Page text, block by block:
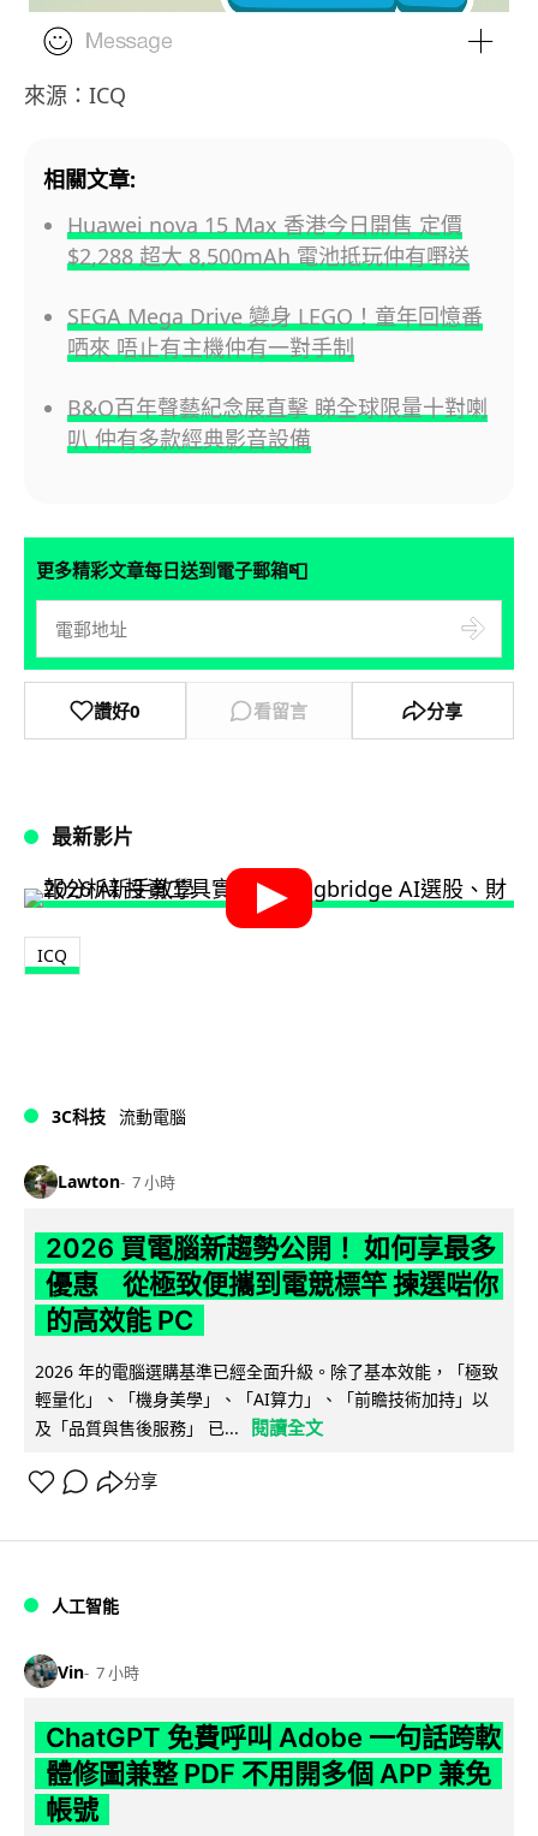
來源：ICQ
相關文章:
Huawei nova 15 Max 香港今日開售 定價
$2,288 超大 8,500mAh 電池抵玩仲有嘢送
SEGA Mega Drive 變身 LEGO！童年回憶番
哂來 唔止有主機仲有一對手制
B&O百年聲藝紀念展直擊 睇全球限量十對喇
叭 仲有多款經典影音設備
更多精彩文章每日送到電子郵箱📮
讚好0 看留言 分享
最新影片
ICQ
3C科技 流動電腦
Lawton 7 小時
2026 買電腦新趨勢公開！ 如何享最多
優惠 從極致便攜到電競標竿 揀選啱你
的高效能 PC
2026 年的電腦選購基準已經全面升級。除了基本效能，「極致
輕量化」、「機身美學」、「AI算力」、「前瞻技術加持」以
及「品質與售後服務」 已...
閱讀全文
分享
人工智能
Vin 7 小時
ChatGPT 免費呼叫 Adobe 一句話跨軟
體修圖兼整 PDF 不用開多個 APP 兼免
帳號